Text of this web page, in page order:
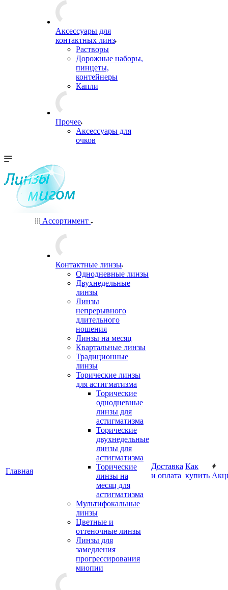
Аксессуары для
контактных линз
Растворы
Дорожные наборы,
пинцеты,
контейнеры
Капли
Прочее
Аксессуары для
очков
Главная
Ассортимент
Контактные линзы
Однодневные линзы
Двухнедельные
линзы
Линзы
непрерывного
длительного
ношения
Линзы на месяц
Квартальные линзы
Традиционные
линзы
Торические линзы
для астигматизма
Торические
однодневные
линзы для
астигматизма
Торические
двухнедельные
линзы для
астигматизма
Торические
линзы на
месяц для
астигматизма
Мультифокальные
линзы
Цветные и
оттеночные линзы
Линзы для
замедления
прогрессирования
миопии
Доставка
и оплата
Как
купить